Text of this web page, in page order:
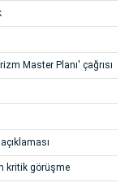
Master Planı' çağrısı
kritik görüşme